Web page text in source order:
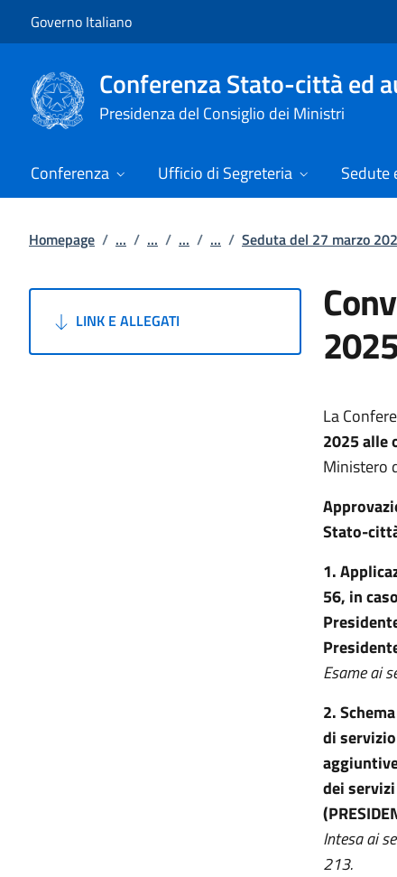
Governo Italiano
Conferenza Stato-città ed
Presidenza del Consiglio dei Ministri
Conferenza Ufficio di Segreteria Sedute
Homepage / ... / ... / ... / ... / Seduta del 27 marzo
LINK E ALLEGATI
La
2025 alle
Ministero
Stato-
1.
56, in
Esame ai
2.
di
dei
Intesa ai
213.